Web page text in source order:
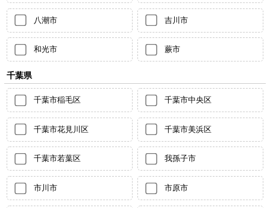
八潮市 吉川市
和光市 蕨市
千葉県
千葉市稲毛区 千葉市中央区
千葉市花見川区 千葉市美浜区
千葉市若葉区 我孫子市
市川市 市原市